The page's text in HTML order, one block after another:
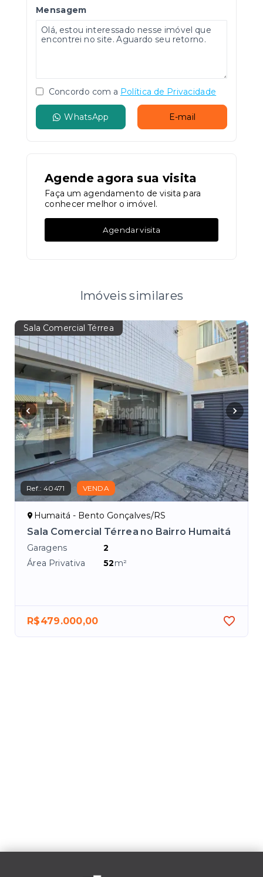
Mensagem
Concordo com a Política de Privacidade
WhatsApp E-mail
Agende agora sua visita
Faça um agendamento de visita para
conhecer melhor o imóvel.
Agendar visita
Imóveis similares
Sala Comercial Térrea
Ref.:40471 VENDA
Humaitá - Bento Gonçalves/RS
Sala Comercial Térrea no Bairro Humaitá
Garagens
2
Área Privativa
52m²
R$479.000,00